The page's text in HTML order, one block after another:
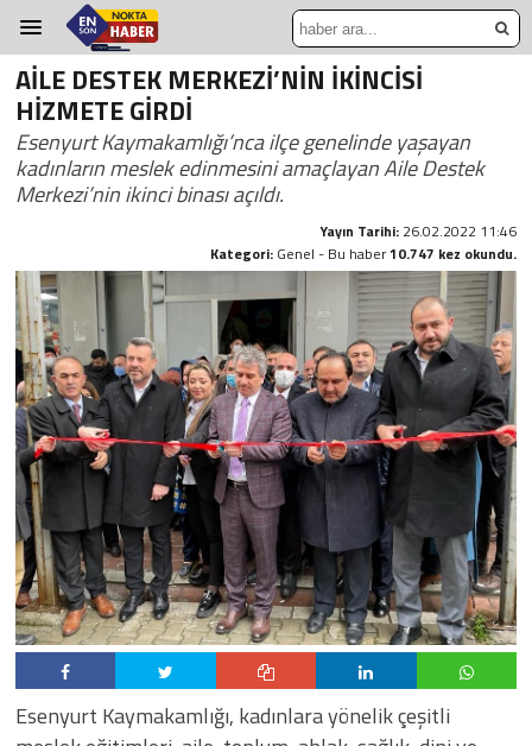
AİLE DESTEK MERKEZİ’NİN İKİNCİSİ
HİZMETE GİRDİ
Esenyurt Kaymakamlığı’nca ilçe genelinde yaşayan
kadınların meslek edinmesini amaçlayan Aile Destek
Merkezi’nin ikinci binası açıldı.
Yayın Tarihi: 26.02.2022 11:46
Kategori: Genel - Bu haber10.747 kez okundu.
Esenyurt Kaymakamlığı, kadınlara yönelik çeşitli